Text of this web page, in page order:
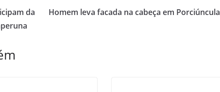
da
Homem leva facada na cabeça em Porciúncula